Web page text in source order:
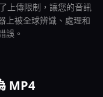
上傳限制，讓您的音訊
上被全球辨識、處理和
誤。
MP4